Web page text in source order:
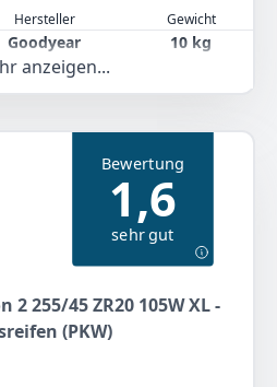
Hersteller Gewicht
Goodyear 10 kg
57 €
anzeigen...
Bewertung
1,6
sehr gut
2 255/45 ZR20 105W XL -
(PKW)